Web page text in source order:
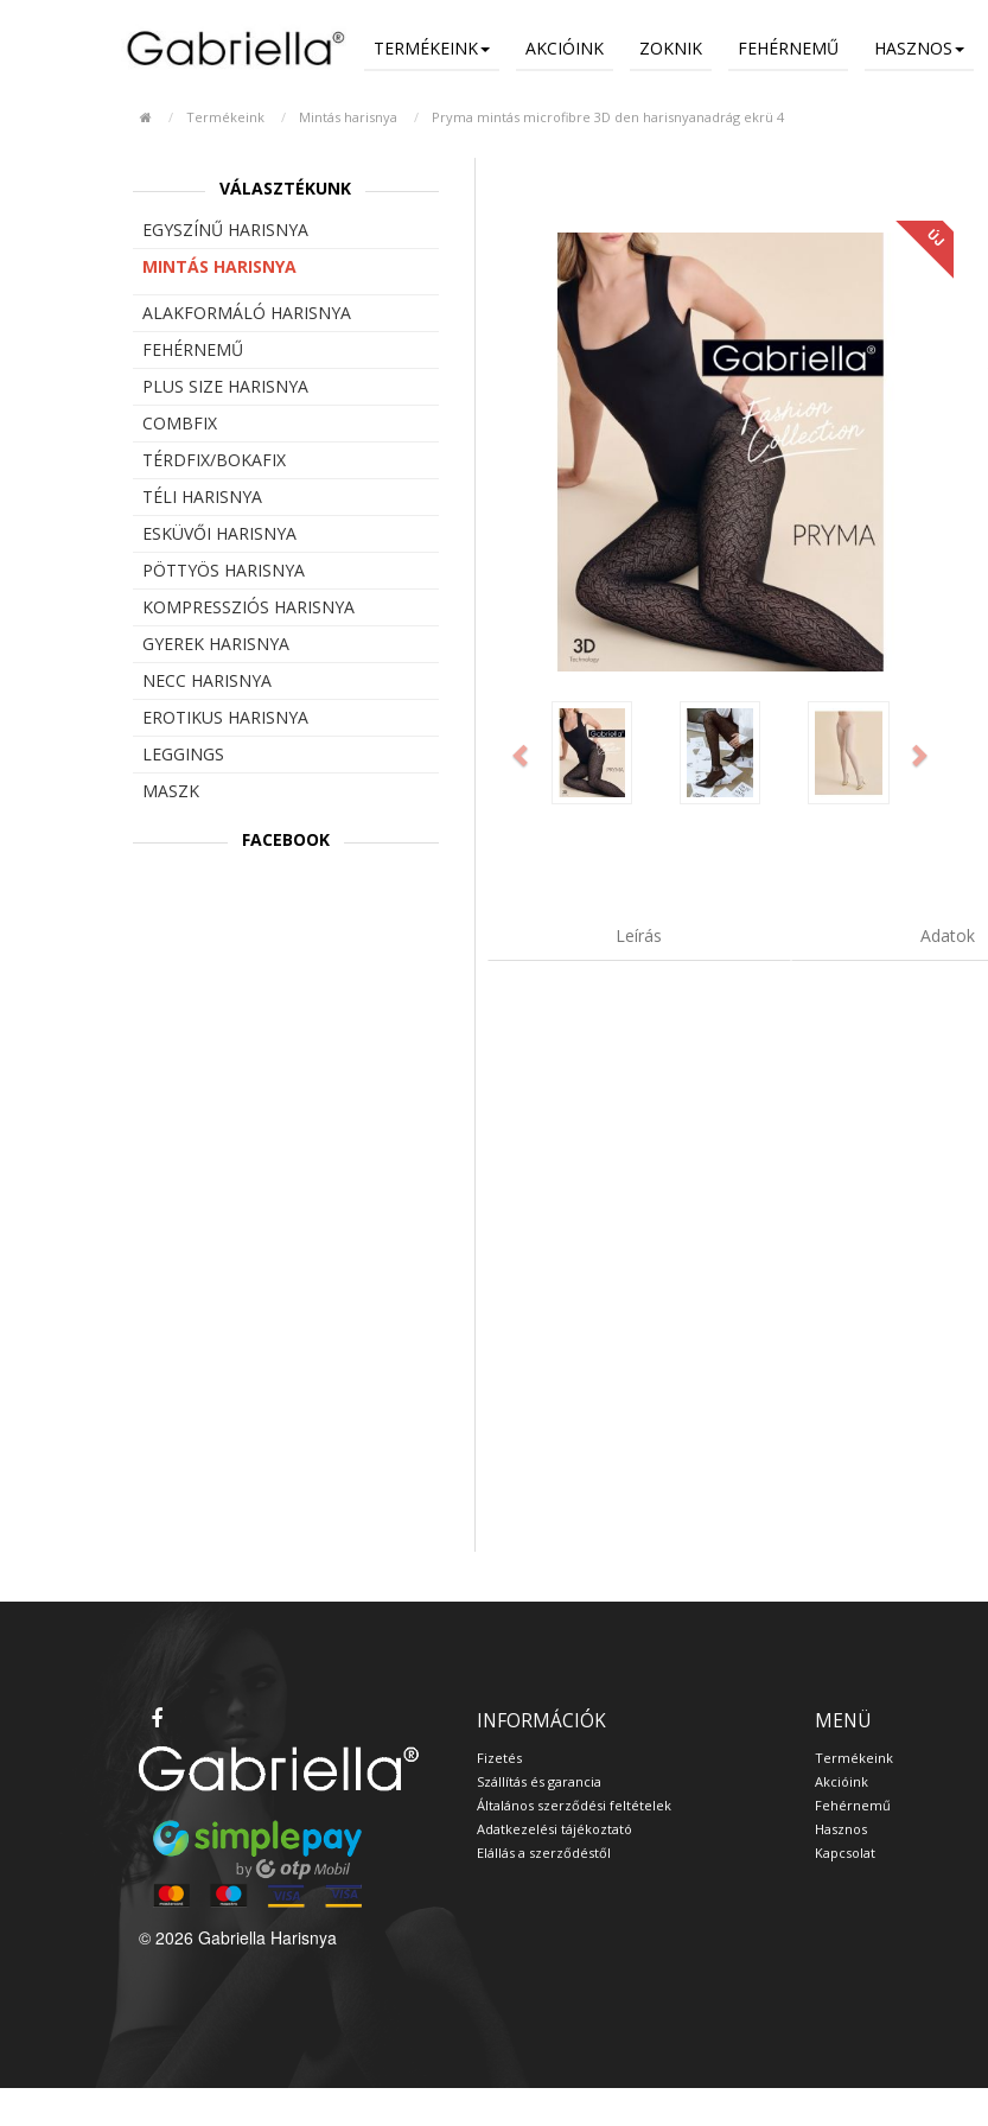
TERMÉKEINK AKCIÓINK ZOKNIK FEHÉRNEMŰ HASZNOS
Termékeink Mintás harisnya Pryma mintás microfibre 3D den harisnyanadrág ekrü 4
VÁLASZTÉKUNK
EGYSZÍNŰ HARISNYA
MINTÁS HARISNYA
ALAKFORMÁLÓ HARISNYA
FEHÉRNEMŰ
PLUS SIZE HARISNYA
COMBFIX
TÉRDFIX/BOKAFIX
TÉLI HARISNYA
ESKÜVŐI HARISNYA
PÖTTYÖS HARISNYA
KOMPRESSZIÓS HARISNYA
GYEREK HARISNYA
NECC HARISNYA
EROTIKUS HARISNYA
LEGGINGS
MASZK
FACEBOOK
ÚJ
Previous
Leírás Adatok
INFORMÁCIÓK
Fizetés
Szállítás és garancia
Általános szerződési feltételek
Adatkezelési tájékoztató
Elállás a szerződéstől
MENÜ
Termékeink
Akcióink
Fehérnemű
Hasznos
Kapcsolat
© 2026 Gabriella Harisnya